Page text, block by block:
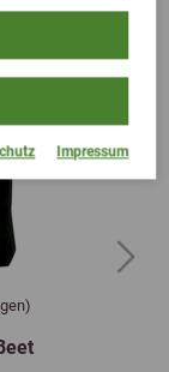
Impressum
Next